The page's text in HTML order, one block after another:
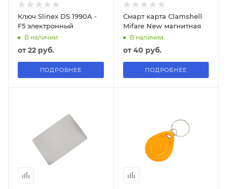
Ключ Slinex DS 1990A -
F5 электронный
В наличии
от22 руб.
ПОДРОБНЕЕ
Смарт карта Clamshell
Mifare New магнитная
В наличии
от40 руб.
ПОДРОБНЕЕ